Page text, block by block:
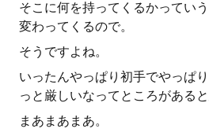
そこに何を持ってくるかってい
変わってくるので。
そうですよね。
いったんやっぱり初手でやっぱ
っと厳しいなってところがある
まあまあまあ。